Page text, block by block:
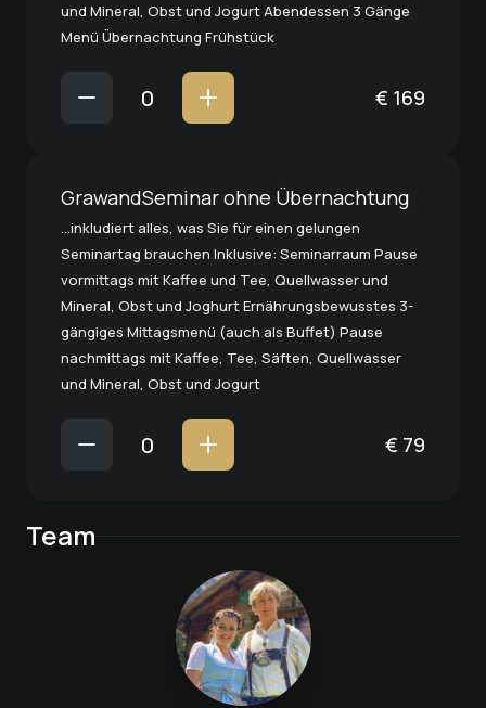
und Mineral, Obst und Jogurt Abendessen 3 Gänge
Menü Übernachtung Frühstück
€ 169
GrawandSeminar ohne Übernachtung
…inkludiert alles, was Sie für einen gelungen
Seminartag brauchen Inklusive: Seminarraum Pause
vormittags mit Kaffee und Tee, Quellwasser und
Mineral, Obst und Joghurt Ernährungsbewusstes 3-
gängiges Mittagsmenü (auch als Buffet) Pause
nachmittags mit Kaffee, Tee, Säften, Quellwasser
und Mineral, Obst und Jogurt
€ 79
Team